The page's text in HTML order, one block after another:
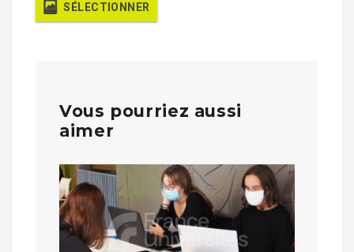
SÉLECTIONNER
Vous pourriez aussi
aimer